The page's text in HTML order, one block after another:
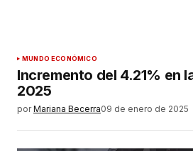
MUNDO ECONÓMICO
Incremento del 4.21% en
2025
por Mariana Becerra09 de enero de 2025